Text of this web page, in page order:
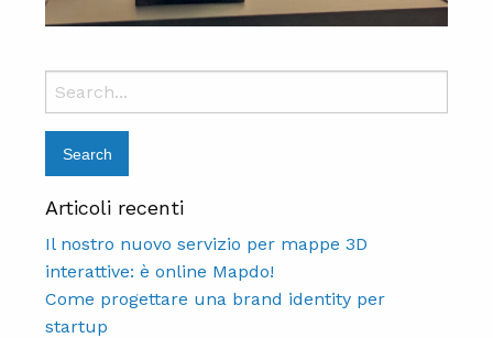
Search
for:
Articoli recenti
Il nostro nuovo servizio per mappe 3D
interattive: è online Mapdo!
Come progettare una brand identity per
startup